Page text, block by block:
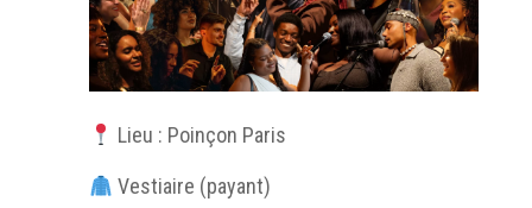
Lieu : Poinçon Paris
Vestiaire (payant)